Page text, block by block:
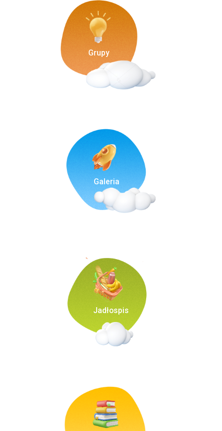
Grupy
Galeria
Jadłospis